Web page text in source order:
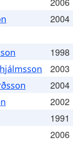
2004
1998
2003
2004
2002
1991
2006